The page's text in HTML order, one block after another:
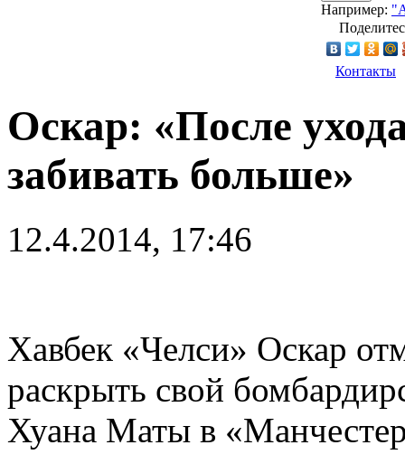
Например:
Контакты
Оскар: «После
забивать больше»
12.4.2014, 17:46
Хавбек «Челси» Оскар
раскрыть свой
Хуана Маты в